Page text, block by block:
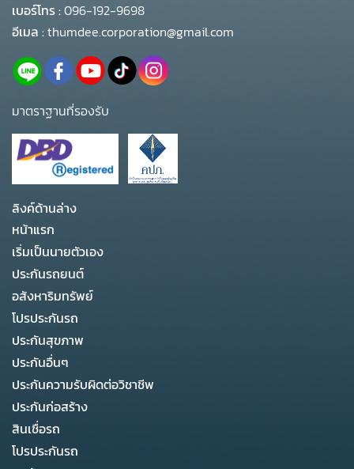
เบอร์โทร :096-192-9698
อีเมล :thumdee.corporation@gmail.com
มาตราฐานที่รองรับ
ลิงค์ด้านล่าง
หน้าแรก
เริ่มเป็นนายตัวเอง
ประกันรถยนต์
อสังหาริมทรัพย์
โปรประกันรถ
ประกันสุขภาพ
ประกันอื่นๆ
ประกันความรับผิดต่อวิชาชีพ
ประกันก่อสร้าง
สินเชื่อรถ
โปรประกันรถ